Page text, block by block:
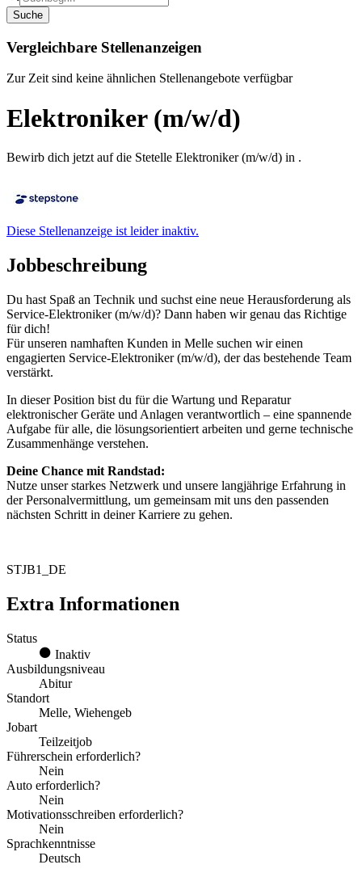
Suche
Vergleichbare Stellenanzeigen
Zur Zeit sind keine ähnlichen Stellenangebote verfügbar
Elektroniker (m/w/d)
Bewirb dich jetzt auf die Stetelle Elektroniker (m/w/d) in .
Diese Stellenanzeige ist leider inaktiv.
Jobbeschreibung
Du hast Spaß an Technik und suchst eine neue Herausforderung als
Service-Elektroniker (m/w/d)? Dann haben wir genau das Richtige
für dich!
Für unseren namhaften Kunden in Melle suchen wir einen
engagierten Service-Elektroniker (m/w/d), der das bestehende Team
verstärkt.
In dieser Position bist du für die Wartung und Reparatur
elektronischer Geräte und Anlagen verantwortlich – eine spannende
Aufgabe für alle, die lösungsorientiert arbeiten und gerne technische
Zusammenhänge verstehen.
Deine Chance mit Randstad:
Nutze unser starkes Netzwerk und unsere langjährige Erfahrung in
der Personalvermittlung, um gemeinsam mit uns den passenden
nächsten Schritt in deiner Karriere zu gehen.
STJB1_DE
Extra Informationen
Status
Inaktiv
Ausbildungsniveau
Abitur
Standort
Melle, Wiehengeb
Jobart
Teilzeitjob
Führerschein erforderlich?
Nein
Auto erforderlich?
Nein
Motivationsschreiben erforderlich?
Nein
Sprachkenntnisse
Deutsch